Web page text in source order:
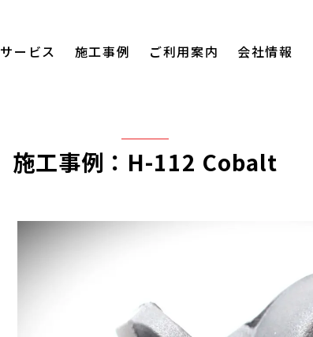
サービス 施工事例 ご利用案内 会社情報
施工事例：H-112 Cobalt